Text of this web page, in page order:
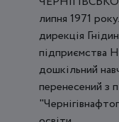
липня 1971
дирекція
підприємства
дошкільний
перенесений з